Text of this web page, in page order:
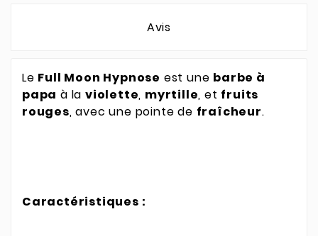
Avis
Le Full Moon Hypnose est une barbe à
papa à laviolette, myrtille, et fruits
rouges, avec une pointe de fraîcheur.
Caractéristiques :